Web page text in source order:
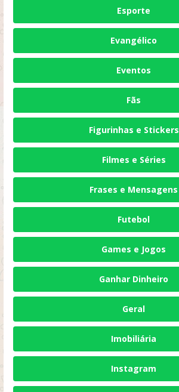
Esporte
Evangélico
Eventos
Fãs
Figurinhas e Stickers
Filmes e Séries
Frases e Mensagens
Futebol
Games e Jogos
Ganhar Dinheiro
Geral
Imobiliária
Instagram